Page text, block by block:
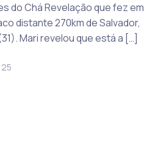
do Chá Revelação que fez em
distante 270km de Salvador,
Mari revelou que está a […]
25